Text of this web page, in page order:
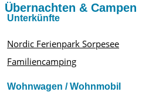
Übernachten & Campen
Unterkünfte
Nordic Ferienpark Sorpesee
Familiencamping
Wohnwagen / Wohnmobil